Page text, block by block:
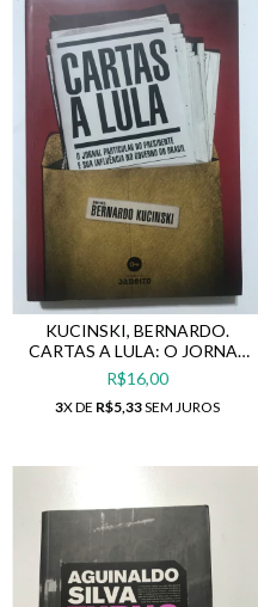
KUCINSKI, BERNARDO.
CARTAS A LULA: O JORNAL
PARTICULAR DO
PRESIDENTE E SUA
INFLUÊNCIA NO GOVERNO
R$16,00
3X DE R$5,33SEM JUROS